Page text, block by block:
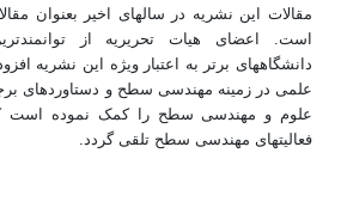
مقالات این نشریه در سالهای اخیر بعنوان
است. اعضای هیات تحریریه از
دانشگاههای برتر به اعتبار ویژه این نشریه
علمی در زمینه مهندسی سطح و دستاوردهای
علوم و مهندسی سطح را کمک نموده است
فعالیتهای مهندسی سطح تلقی گردد.